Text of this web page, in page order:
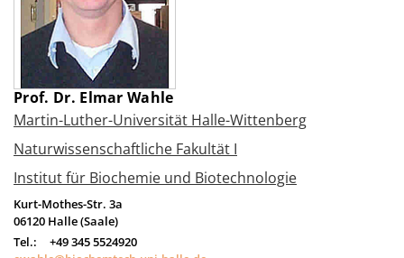
Prof. Dr. Elmar Wahle
Martin-Luther-Universität Halle-Wittenberg
Naturwissenschaftliche Fakultät I
Institut für Biochemie und Biotechnologie
Kurt-Mothes-Str. 3a
06120 Halle (Saale)
Tel.:
+49 345 5524920